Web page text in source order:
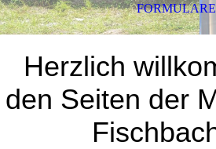
Herzlich
den Seiten der
FORMULARE